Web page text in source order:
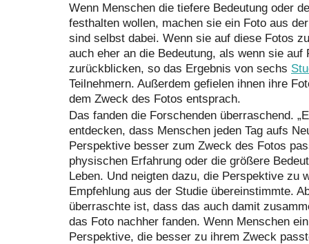
Wenn Menschen die tiefere Bedeutung oder
festhalten wollen, machen sie ein Foto aus
sind selbst dabei. Wenn sie auf diese Fotos
auch eher an die Bedeutung, als wenn sie
zurückblicken, so das Ergebnis von sechs
Teilnehmern. Außerdem gefielen ihnen ihre
dem Zweck des Fotos entsprach.
Das fanden die Forschenden überraschend.
entdecken, dass Menschen jeden Tag aufs
Perspektive besser zum Zweck des Fotos
physischen Erfahrung oder die größere
Leben. Und neigten dazu, die Perspektive zu
Empfehlung aus der Studie übereinstimmte.
überraschte ist, dass das auch damit
das Foto nachher fanden. Wenn Menschen
Perspektive, die besser zu ihrem Zweck